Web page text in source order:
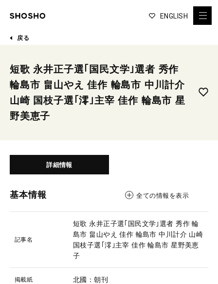
ENGLISH
戻る
短歌 永井正子選｢国民文学｣選者 秀作
輪島市 畠山やえ 佳作 輪島市 中川計介
山崎 国枝子選｢澪｣主宰 佳作 輪島市 星
野美恵子
詳細情報
基本情報 全ての情報を表示
記事名
短歌 永井正子選｢国民文学｣選者 秀作 輪
島市 畠山やえ 佳作 輪島市 中川計介 山崎
国枝子選｢澪｣主宰 佳作 輪島市 星野美恵
子
掲載紙 北國：朝刊